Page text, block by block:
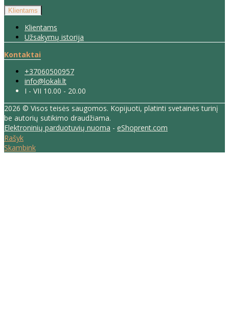
Klientams
Klientams
Užsakymų istorija
Kontaktai
+37060500957
info@lokali.lt
I - VII 10.00 - 20.00
2026 © Visos teisės saugomos. Kopijuoti, platinti svetainės turinį
be autorių sutikimo draudžiama.
Elektroninių parduotuvių nuoma - eShoprent.com
Rašyk
Skambink